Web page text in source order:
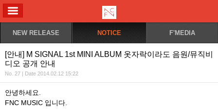
NEW RELEASE NOTICE F'MEDIA
[안내] M SIGNAL 1st MINI ALBUM 옷자락이라도 음원/뮤직비
디오 공개 안내
No. 27 | Date 2014.02.12 15:22
안녕하세요.
FNC MUSIC 입니다.